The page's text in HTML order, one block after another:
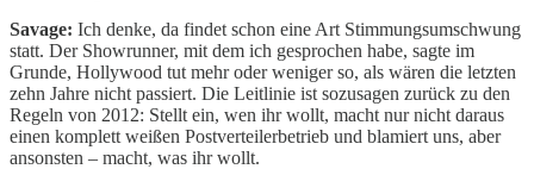
Savage: Ich denke, da findet schon eine Art Stimmungsumschwung
statt. Der Showrunner, mit dem ich gesprochen habe, sagte im
Grunde, Hollywood tut mehr oder weniger so, als wären die letzten
zehn Jahre nicht passiert. Die Leitlinie ist sozusagen zurück zu den
Regeln von 2012: Stellt ein, wen ihr wollt, macht nur nicht daraus
einen komplett weißen Postverteilerbetrieb und blamiert uns, aber
ansonsten – macht, was ihr wollt.